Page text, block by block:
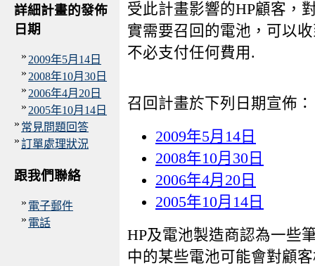
詳細計畫的發佈
日期
» 2009年5月14日
» 2008年10月30日
» 2006年4月20日
» 2005年10月14日
» 常見問題回答
»訂單處理狀況
跟我們聯絡
» 電子郵件
» 電話
受此計畫影響的HP顧客，
實需要召回的電池，可以
不必支付任何費用.
召回計畫於下列日期宣佈：
2009年5月14日
2008年10月30日
2006年4月20日
2005年10月14日
HP及電池製造商認為一些
中的某些電池可能會對顧